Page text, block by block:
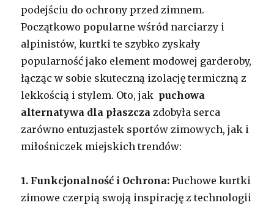
podejściu do ochrony przed zimnem.
Początkowo popularne wśród narciarzy i
alpinistów, kurtki te szybko zyskały
popularność jako element modowej garderoby,
łącząc w sobie skuteczną izolację termiczną z
lekkością i stylem. Oto, jak puchowa
alternatywa dla płaszcza zdobyła serca
zarówno entuzjastek sportów zimowych, jak i
miłośniczek miejskich trendów:
1. Funkcjonalność i Ochrona: Puchowe kurtki
zimowe czerpią swoją inspirację z technologii